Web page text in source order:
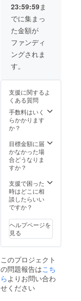
23:59:59ま
でに集まっ
た金額が
ファンディ
ングされま
す。
支援に関するよ
くある質問
手数料はいく
らかかります
か？
目標金額に届
かなかった場
合どうなりま
すか？
支援で困った
時はどこに相
談したらいい
ですか？
ヘルプページを
見る
このプロジェクト
の問題報告はこち
ら よりお問い合わ
せください